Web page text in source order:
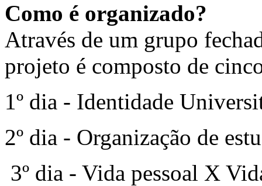
Como é organizado?
Através de um grupo
projeto é composto de
1º dia - Identidade
2º dia - Organização de
3º dia - Vida pessoal X